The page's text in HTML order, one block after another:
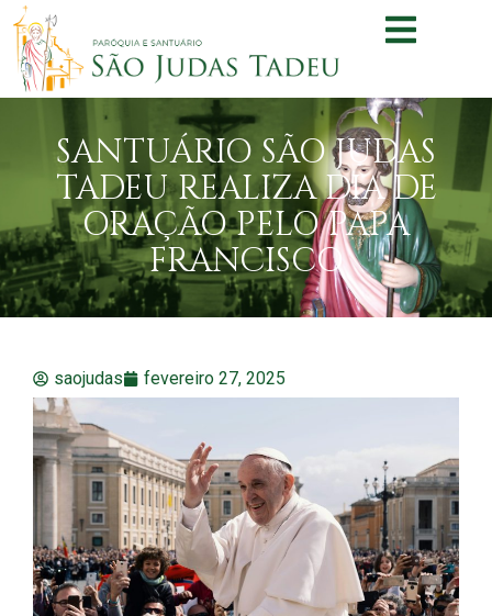
SANTUÁRIO SÃO JUDAS
TADEU REALIZA DIA DE
ORAÇÃO PELO PAPA
FRANCISCO
saojudas fevereiro 27, 2025